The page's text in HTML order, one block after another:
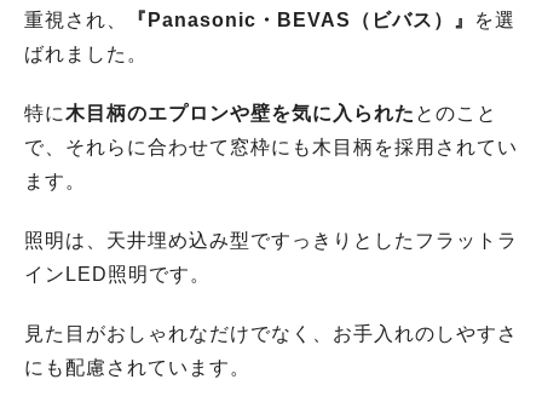
重視され、
『Panasonic・BEVAS（ビバス）』
を選
ばれました。
特に木目柄のエプロンや壁を気に入られた とのこと
で、それらに合わせて窓枠にも木目柄を採用されてい
ます。
照明は、天井埋め込み型ですっきりとしたフラットラ
インLED照明です。
見た目がおしゃれなだけでなく、お手入れのしやすさ
にも配慮されています。